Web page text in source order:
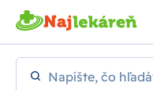
Preskočiť na hlavný obsah
Napíšte, čo